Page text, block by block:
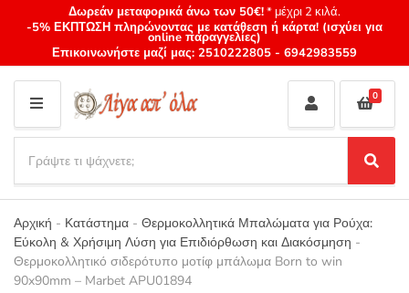
Δωρεάν μεταφορικά άνω των 50€!* μέχρι 2 κιλά.
-5% ΕΚΠΤΩΣΗ πληρώνοντας με κατάθεση ή κάρτα! (ισχύει για
online παραγγελίες)
Επικοινωνήστε μαζί μας: 2510222805 - 6942983559
M
E
N
U
Category
name
a
r
c
h
p
r
S
e
a
r
0
Αρχική - Κατάστημα - Θερμοκολλητικά Μπαλώματα για Ρούχα:
Εύκολη & Χρήσιμη Λύση για Επιδιόρθωση και Διακόσμηση -
Θερμοκολλητικό σιδερότυπο μοτίφ μπάλωμα Born to win
90x90mm – Marbet APU01894